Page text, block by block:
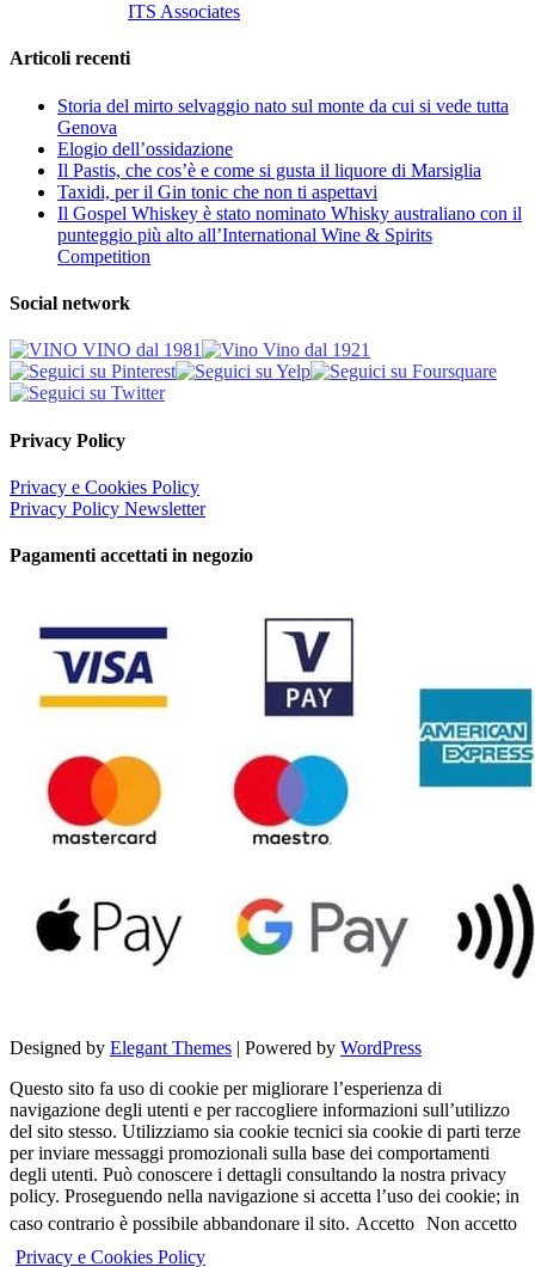
ITS Associates
Articoli recenti
Storia del mirto selvaggio nato sul monte da cui si vede tutta
Genova
Elogio dell’ossidazione
Il Pastis, che cos’è e come si gusta il liquore di Marsiglia
Taxidi, per il Gin tonic che non ti aspettavi
Il Gospel Whiskey è stato nominato Whisky australiano con il
punteggio più alto all’International Wine & Spirits
Competition
Social network
Privacy Policy
Privacy e Cookies Policy
Privacy Policy Newsletter
Pagamenti accettati in negozio
Designed by Elegant Themes | Powered by WordPress
Questo sito fa uso di cookie per migliorare l’esperienza di
navigazione degli utenti e per raccogliere informazioni sull’utilizzo
del sito stesso. Utilizziamo sia cookie tecnici sia cookie di parti terze
per inviare messaggi promozionali sulla base dei comportamenti
degli utenti. Può conoscere i dettagli consultando la nostra privacy
policy. Proseguendo nella navigazione si accetta l’uso dei cookie; in
caso contrario è possibile abbandonare il sito. Accetto Non accetto
Privacy e Cookies Policy